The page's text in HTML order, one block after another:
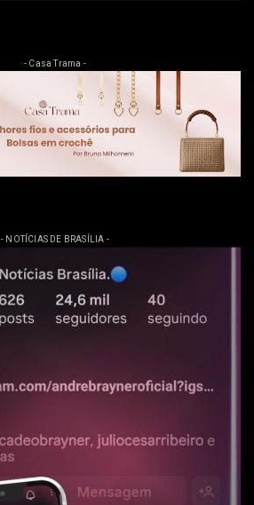
- Casa Trama -
- NOTÍCIAS DE BRASÍLIA -